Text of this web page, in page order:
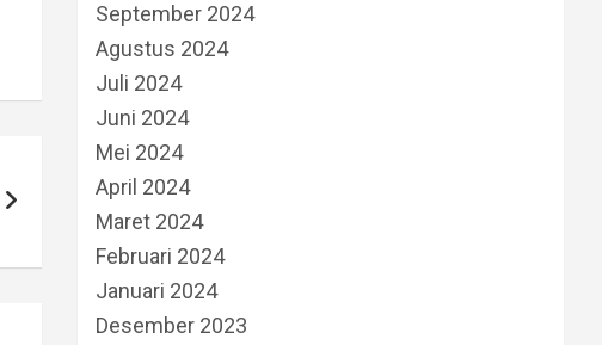
September 2024
Agustus 2024
Juli 2024
Juni 2024
Mei 2024
April 2024
Maret 2024
Februari 2024
Januari 2024
Desember 2023